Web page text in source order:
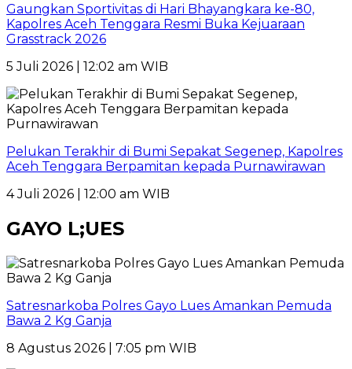
Gaungkan Sportivitas di Hari Bhayangkara ke-80,
Kapolres Aceh Tenggara Resmi Buka Kejuaraan
Grasstrack 2026
5 Juli 2026 | 12:02 am WIB
Pelukan Terakhir di Bumi Sepakat Segenep, Kapolres
Aceh Tenggara Berpamitan kepada Purnawirawan
4 Juli 2026 | 12:00 am WIB
GAYO L;UES
Satresnarkoba Polres Gayo Lues Amankan Pemuda
Bawa 2 Kg Ganja
8 Agustus 2026 | 7:05 pm WIB